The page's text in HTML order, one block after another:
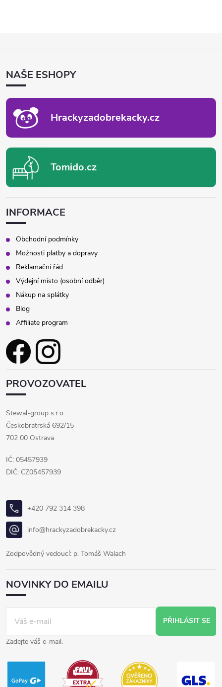
ANAŠE ESHOPY
Hrackyzadobrekacky.cz
Tomido.cz
INFORMACE
Obchodní podmínky
Možnosti platby a dopravy
Reklamační řád
Výdejní místo (osobní odběr)
Nákup na splátky
Blog
Affiliate program
PROVOZOVATEL
Stewal-group s.r.o.
Českobratrská 692/15
702 00 Ostrava
IČ: 05457939
DIČ: CZ05457939
+420 792 314 398
info@hrackyzadobrekacky.cz
Zodpovědný vedoucí: p. Tomáš Walach
NOVINKY DO EMAILU
PŘIHLÁSIT SE
Zadejte váš e-mail.